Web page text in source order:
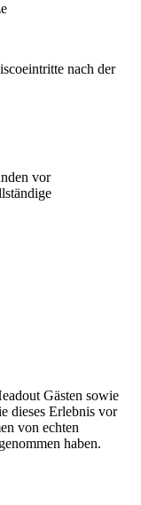
nach der
vor
Gästen sowie
dieses Erlebnis vor
von echten
haben.